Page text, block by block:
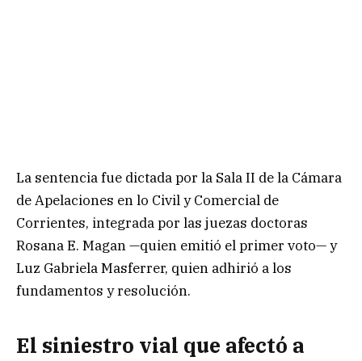
La sentencia fue dictada por la Sala II de la Cámara
de Apelaciones en lo Civil y Comercial de
Corrientes, integrada por las juezas doctoras
Rosana E. Magan —quien emitió el primer voto— y
Luz Gabriela Masferrer, quien adhirió a los
fundamentos y resolución.
El siniestro vial que afectó a